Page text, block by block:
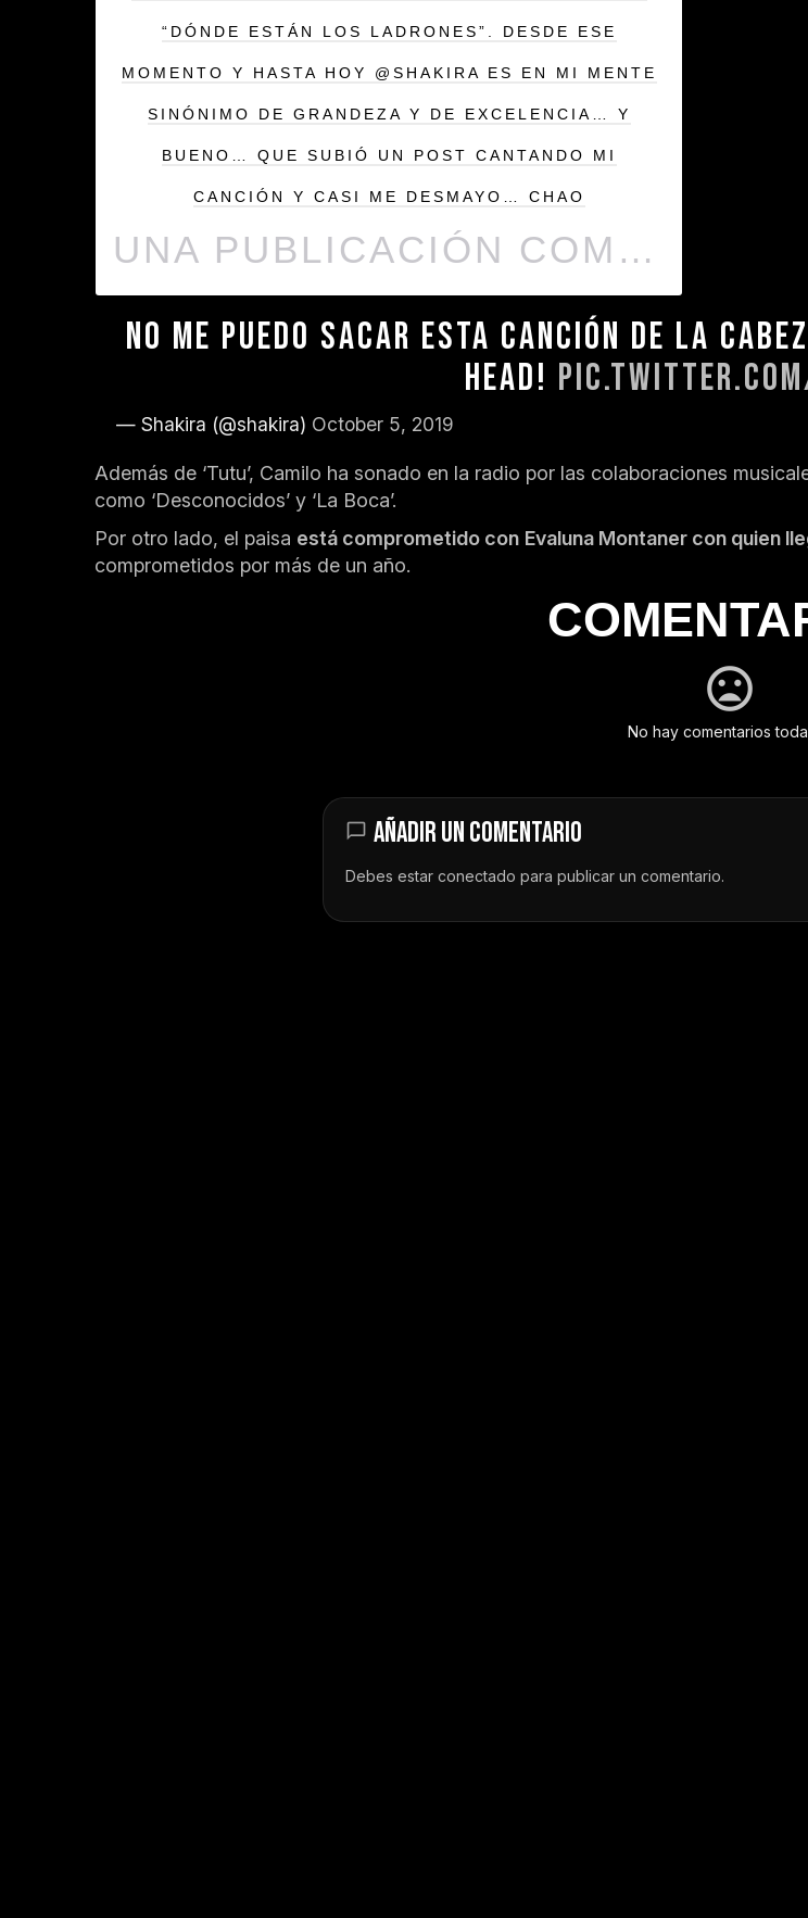
“DÓNDE ESTÁN LOS LADRONES”. DESDE ESE
MOMENTO Y HASTA HOY @SHAKIRA ES EN MI MENTE
SINÓNIMO DE GRANDEZA Y DE EXCELENCIA… Y
BUENO… QUE SUBIÓ UN POST CANTANDO MI
CANCIÓN Y CASI ME DESMAYO… CHAO
UNA PUBLICACIÓN COMPARTIDA POR
NO ME PUEDO SACAR ESTA CANCIÓN DE LA
HEAD!
— Shakira (@shakira) October 5, 2019
Además de ‘Tutu’, Camilo ha sonado en la radio por las colaboraciones
como ‘Desconocidos’ y ‘La Boca’.
Por otro lado, el paisa está comprometido con Evaluna Montaner con quien
comprometidos por más de un año.
No hay comentarios
AÑADIR UN COMENTARIO
Debes estar conectado para publicar un comentario.